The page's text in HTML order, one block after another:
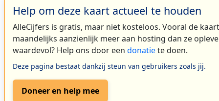
3
2
Help om deze kaart actueel te houden
AlleCijfers is gratis, maar niet kosteloos. Vooral de
maandelijks aanzienlijk meer aan hosting dan ze
waardevol? Help ons door een donatiete doen.
Deze pagina bestaat dankzij steun van gebruikers zoals jij.
Doneer en help mee